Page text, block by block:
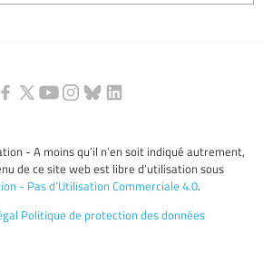
- A moins qu’il n’en soit indiqué autrement,
de ce site web est libre d’utilisation sous
- Pas d’Utilisation Commerciale 4.0.
Politique de protection des données